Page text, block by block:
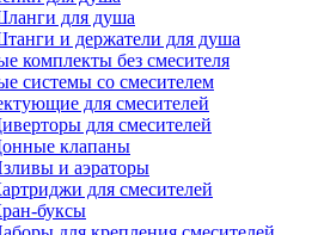
для душа
и держатели для душа
комплекты без смесителя
системы со смесителем
для смесителей
для смесителей
клапаны
и аэраторы
для смесителей
буксы